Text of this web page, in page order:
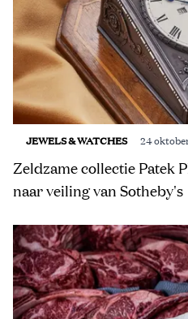
JEWELS & WATCHES 24
Zeldzame collectie Patek
naar veiling van Sotheby's